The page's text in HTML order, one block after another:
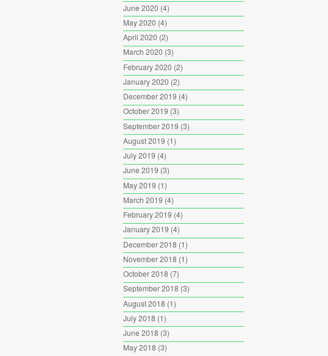
June 2020 (4)
May 2020 (4)
April 2020 (2)
March 2020 (3)
February 2020 (2)
January 2020 (2)
December 2019 (4)
October 2019 (3)
September 2019 (3)
August 2019 (1)
July 2019 (4)
June 2019 (3)
May 2019 (1)
March 2019 (4)
February 2019 (4)
January 2019 (4)
December 2018 (1)
November 2018 (1)
October 2018 (7)
September 2018 (3)
August 2018 (1)
July 2018 (1)
June 2018 (3)
May 2018 (3)